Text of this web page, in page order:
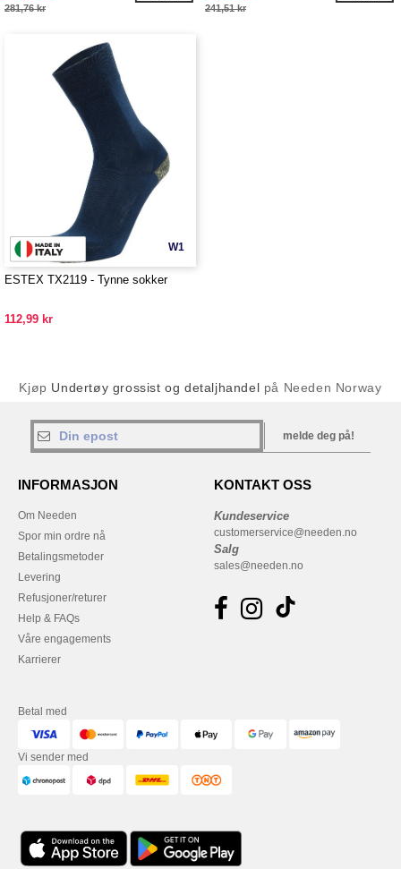
281,76 kr 241,51 kr
W1
ESTEX TX2119 - Tynne sokker
112,99 kr
Kjøp Undertøy grossist og detaljhandel på Needen Norway
melde deg på!
INFORMASJON
Om Needen
Spor min ordre nå
Betalingsmetoder
Levering
Refusjoner/returer
Help & FAQs
Våre engagements
Karrierer
KONTAKT OSS
Kundeservice
customerservice@needen.no
Salg
sales@needen.no
Betal med
Vi sender med